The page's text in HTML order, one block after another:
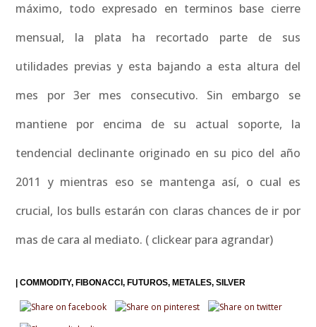
máximo, todo expresado en terminos base cierre
mensual, la plata ha recortado parte de sus
utilidades previas y esta bajando a esta altura del
mes por 3er mes consecutivo. Sin embargo se
mantiene por encima de su actual soporte, la
tendencial declinante originado en su pico del año
2011 y mientras eso se mantenga así, o cual es
crucial, los bulls estarán con claras chances de ir por
mas de cara al mediato. ( clickear para agrandar)
|COMMODITY FIBONACCI FUTUROS METALES SILVER